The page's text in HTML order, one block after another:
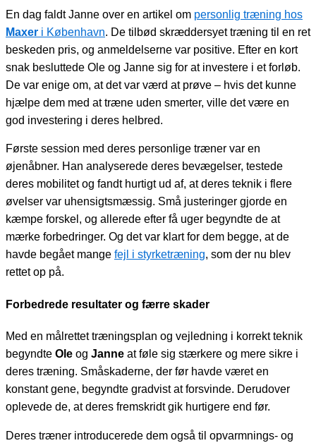
En dag faldt Janne over en artikel om personlig træning hos
Maxer i København. De tilbød skræddersyet træning til en ret
beskeden pris, og anmeldelserne var positive. Efter en kort
snak besluttede Ole og Janne sig for at investere i et forløb.
De var enige om, at det var værd at prøve – hvis det kunne
hjælpe dem med at træne uden smerter, ville det være en
god investering i deres helbred.
Første session med deres personlige træner var en
øjenåbner. Han analyserede deres bevægelser, testede
deres mobilitet og fandt hurtigt ud af, at deres teknik i flere
øvelser var uhensigtsmæssig. Små justeringer gjorde en
kæmpe forskel, og allerede efter få uger begyndte de at
mærke forbedringer. Og det var klart for dem begge, at de
havde begået mange fejl i styrketræning, som der nu blev
rettet op på.
Forbedrede resultater og færre skader
Med en målrettet træningsplan og vejledning i korrekt teknik
begyndte Ole og Janne at føle sig stærkere og mere sikre i
deres træning. Småskaderne, der før havde været en
konstant gene, begyndte gradvist at forsvinde. Derudover
oplevede de, at deres fremskridt gik hurtigere end før.
Deres træner introducerede dem også til opvarmnings- og